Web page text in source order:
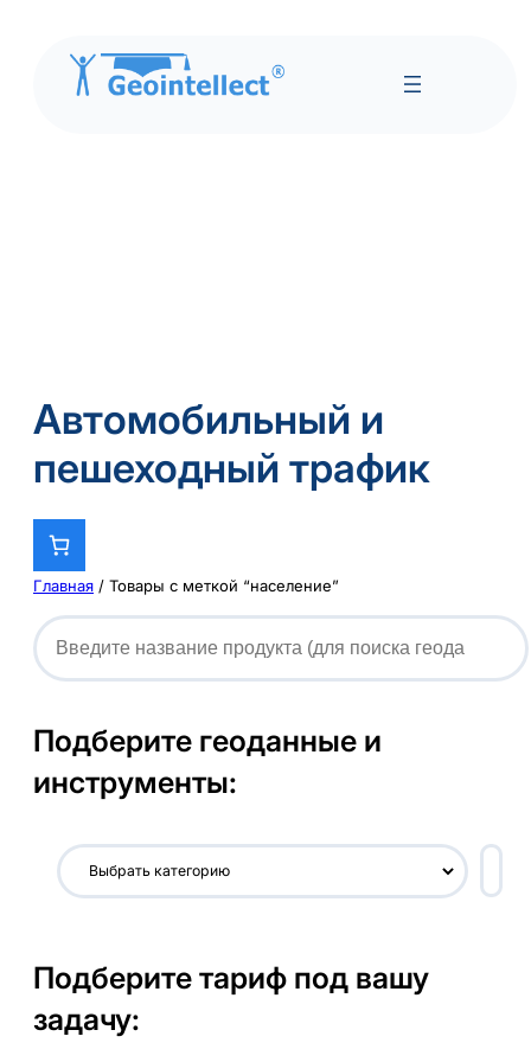
Автомобильный и
пешеходный трафик
Главная / Товары с меткой “население”
Подберите геоданные и
инструменты:
В
ы
а
ь
Подберите тариф под вашу
задачу: